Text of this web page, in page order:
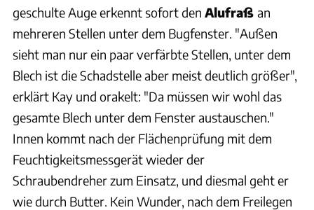
geschulte Auge erkennt sofort den Alufraß an
mehreren Stellen unter dem Bugfenster. "Außen
sieht man nur ein paar verfärbte Stellen, unter dem
Blech ist die Schadstelle aber meist deutlich größer",
erklärt Kay und orakelt: "Da müssen wir wohl das
gesamte Blech unter dem Fenster austauschen."
Innen kommt nach der Flächenprüfung mit dem
Feuchtigkeitsmessgerät wieder der
Schraubendreher zum Einsatz, und diesmal geht er
wie durch Butter. Kein Wunder, nach dem Freilegen